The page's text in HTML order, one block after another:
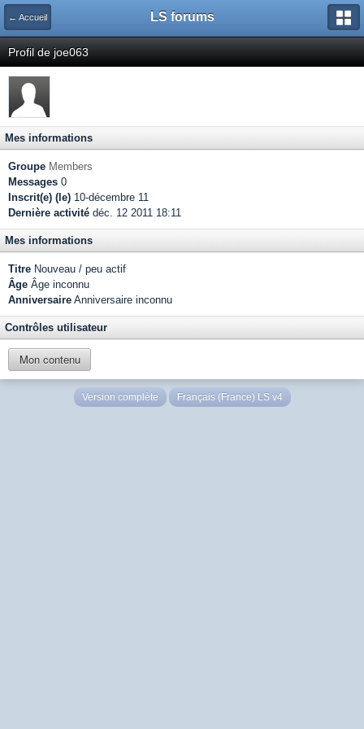
← Accueil LS forums
Profil de joe063
Mes informations
Groupe Members
Messages 0
Inscrit(e) (le) 10-décembre 11
Dernière activité déc. 12 2011 18:11
Mes informations
Titre Nouveau / peu actif
Âge Âge inconnu
Anniversaire Anniversaire inconnu
Contrôles utilisateur
Mon contenu
Version complète Français (France) LS v4